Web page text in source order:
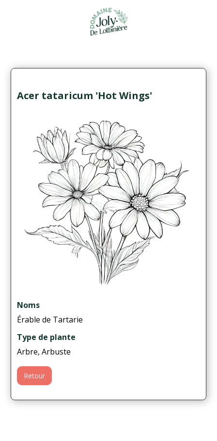
Acer tataricum 'Hot Wings'
Noms
Érable de Tartarie
Type de plante
Arbre, Arbuste
Retour